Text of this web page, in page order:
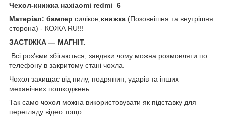
Чехол-книжка наxiaomi redmi 6
Матеріал: бампер силікон;книжка (Позовнішня та внутрішня
сторона) - КОЖА RU!!!
ЗАСТІЖКА — МАГНІТ.
Всі роз'єми збігаються, завдяки чому можна розмовляти по
телефону в закритому стані чохла.
Чохол захищає від пилу, подряпин, ударів та інших
механічних пошкоджень.
Так само чохол можна використовувати як підставку для
перегляду відео тощо.